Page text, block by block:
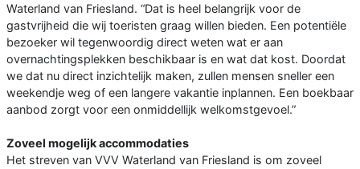
Waterland van Friesland. “Dat is heel belangrijk voor de
gastvrijheid die wij toeristen graag willen bieden. Een potentiële
bezoeker wil tegenwoordig direct weten wat er aan
overnachtingsplekken beschikbaar is en wat dat kost. Doordat
we dat nu direct inzichtelijk maken, zullen mensen sneller een
weekendje weg of een langere vakantie inplannen. Een boekbaar
aanbod zorgt voor een onmiddellijk welkomstgevoel.”
Zoveel mogelijk accommodaties
Het streven van VVV Waterland van Friesland is om zoveel